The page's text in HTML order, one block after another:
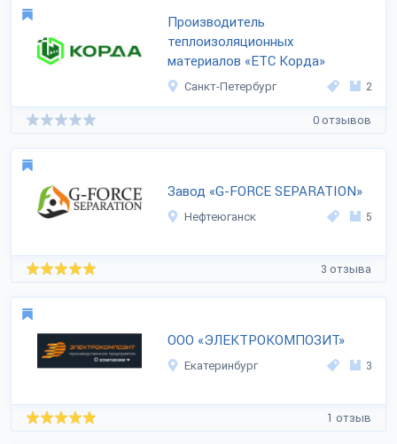
Производитель
теплоизоляционных
материалов «ЕТС Корда»
Санкт-Петербург 2
0 отзывов
Завод «G-FORCE SEPARATION»
Нефтеюганск 5
3 отзыва
ООО «ЭЛЕКТРОКОМПОЗИТ»
Екатеринбург 3
1 отзыв